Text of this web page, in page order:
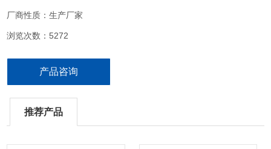
厂商性质：生产厂家
浏览次数：5272
产品咨询
推荐产品